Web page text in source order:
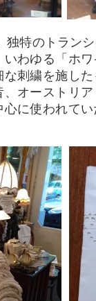
独特のトラン
わゆる「ホ
刺繍を施し
オーストリ
に使われて